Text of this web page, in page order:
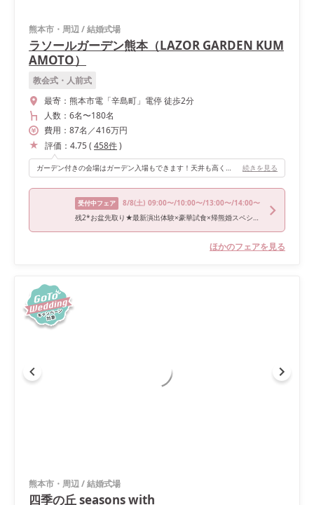
熊本市・周辺/結婚式場
ラソールガーデン熊本（LAZOR GARDEN KUM
AMOTO）
教会式・人前式
最寄： 熊本市電「辛島町」電停 徒歩2分
人数： 6名〜180名
費用： 87名 ／416万円
評価： 4.75( 458件)
ガーデン付きの会場はガーデン入場もできます！天井も高くてとても開放的な明るい空間でゲストと過ごせました！ 続きを見る
受付中フェア 8/8(土) 09:00〜/10:00〜/13:00〜/14:00〜
残2*お盆先取り★最新演出体験×豪華試食×帰熊婚スペシャル特典
ほかのフェアを見る
熊本市・周辺/結婚式場
四季の丘 seasons with